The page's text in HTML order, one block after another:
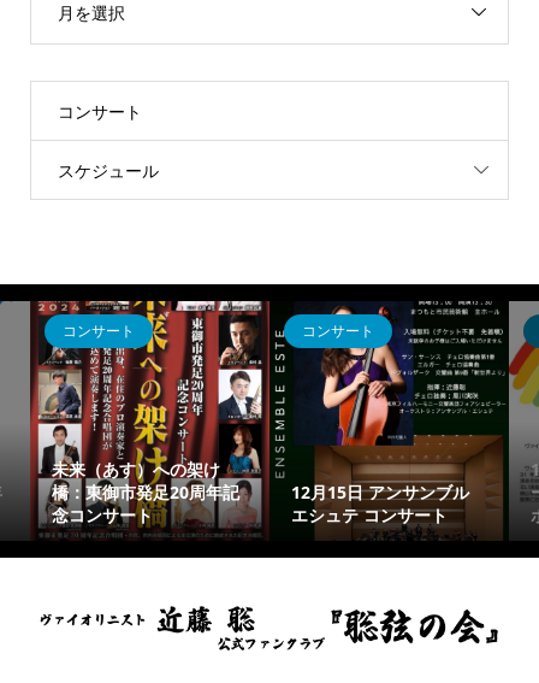
月を選択
コンサート
スケジュール
コンサート
未来（あす）への架け
橋：東御市発足20周年記
念コンサート
コンサート
12月15日 アンサンブル
エシュテ コンサート